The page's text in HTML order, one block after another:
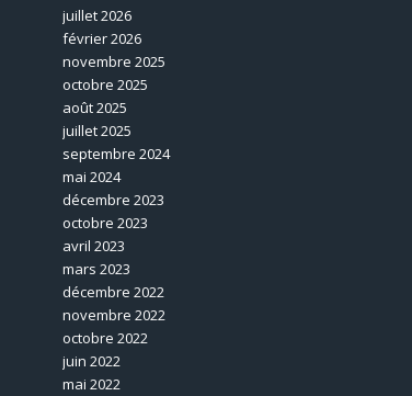
juillet 2026
février 2026
novembre 2025
octobre 2025
août 2025
juillet 2025
septembre 2024
mai 2024
décembre 2023
octobre 2023
avril 2023
mars 2023
décembre 2022
novembre 2022
octobre 2022
juin 2022
mai 2022